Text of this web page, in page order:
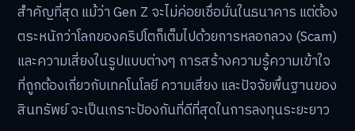
สำคัญที่สุด แม้ว่า Gen Z จะไม่ค่อยเชื่อมั่นในธนาคาร แต่ต้อง
ตระหนักว่าโลกของคริปโตก็เต็มไปด้วยการหลอกลวง (Scam)
และความเสี่ยงในรูปแบบต่างๆ การสร้างความรู้ความเข้าใจ
ที่ถูกต้องเกี่ยวกับเทคโนโลยี ความเสี่ยง และปัจจัยพื้นฐานของ
สินทรัพย์ จะเป็นเกราะป้องกันที่ดีที่สุดในการลงทุนระยะยาว